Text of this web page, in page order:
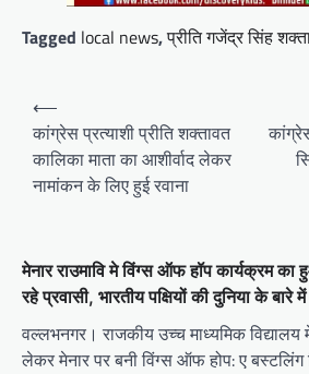
Tagged local news,प्रीति गजेंद्र सिंह
Post
navigation
⟵
कांग्रेस प्रत्याशी प्रीति शक्तावत
कालिका माता का आशीर्वाद लेकर
नामांकन के लिए हुई रवाना
मेनार राउमावि मे विंग्स ऑफ हॉप कार्यक्रम
रहे प्रवासी, भारतीय पक्षियों की दुनिया के बारे में
वल्लभनगर। राजकीय उच्च माध्यमिक विद्यालय
लेकर मेनार पर बनी विंग्स ऑफ होप: ए